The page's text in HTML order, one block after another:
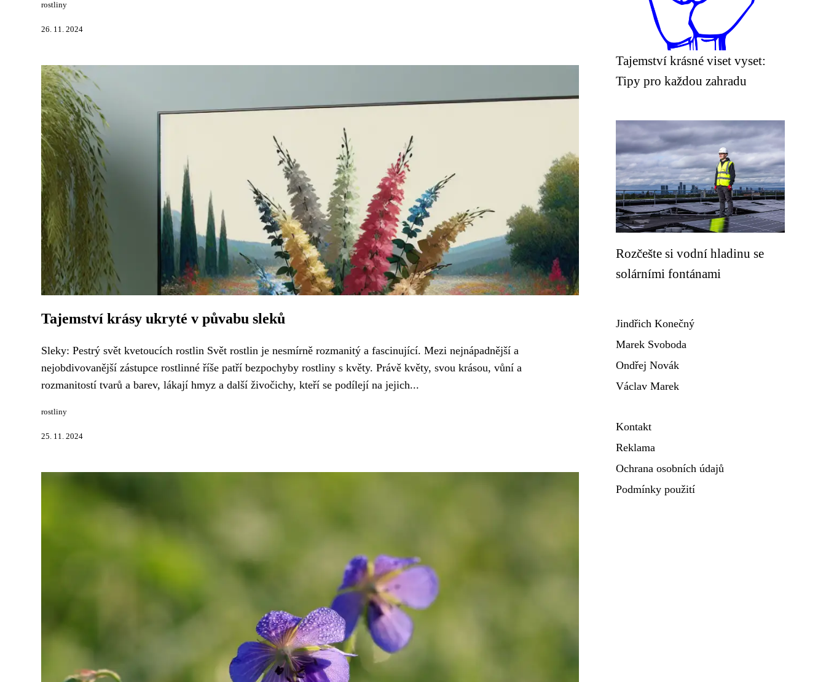
rostliny
26. 11. 2024
Tajemství krásy ukryté v půvabu sleků
Sleky: Pestrý svět kvetoucích rostlin Svět rostlin je nesmírně rozmanitý a fascinující. Mezi nejnápadnější a
nejobdivovanější zástupce rostlinné říše patří bezpochyby rostliny s květy. Právě květy, svou krásou, vůní a
rozmanitostí tvarů a barev, lákají hmyz a další živočichy, kteří se podílejí na jejich...
rostliny
25. 11. 2024
Tajemství krásné viset vyset:
Tipy pro každou zahradu
Rozčešte si vodní hladinu se
solárními fontánami
Jindřich Konečný
Marek Svoboda
Ondřej Novák
Václav Marek
Kontakt
Reklama
Ochrana osobních údajů
Podmínky použití